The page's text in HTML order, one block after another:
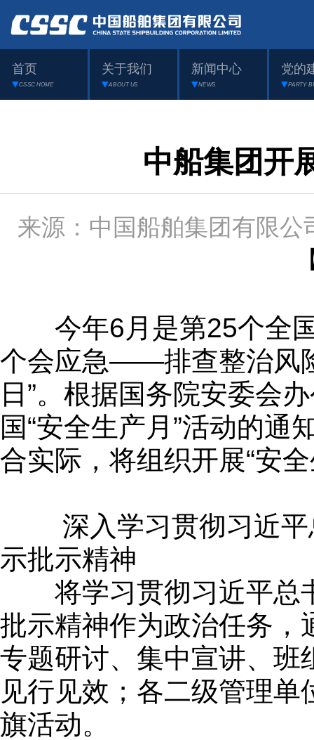
首页
CSSC HOME
关于我们
ABOUT US
新闻中心
NEWS
党的
PARTY
中船集团开
来源：中国船舶集团
今年6月是第25个全国
个会应急——排查整治风
日”。根据国务院安委会
国“安全生产月”活动的
合实际，将组织开展“安
深入学习贯彻习近
示批示精神
将学习贯彻习近平总
批示精神作为政治任务，
专题研讨、集中宣讲、班
见行见效；各二级管理单
旗活动。